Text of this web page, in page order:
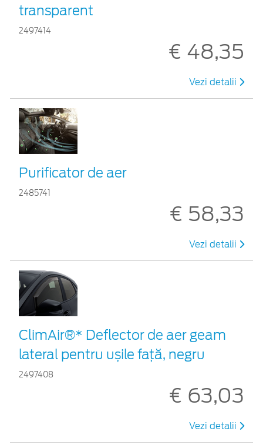
transparent
2497414
€ 48,35
Vezi detalii
Purificator de aer
2485741
€ 58,33
Vezi detalii
ClimAir®* Deflector de aer geam
lateral pentru ușile față, negru
2497408
€ 63,03
Vezi detalii